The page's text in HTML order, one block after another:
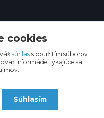
cookies
súhlass použitím súborov
informácie týkajúce sa
Súhlasím